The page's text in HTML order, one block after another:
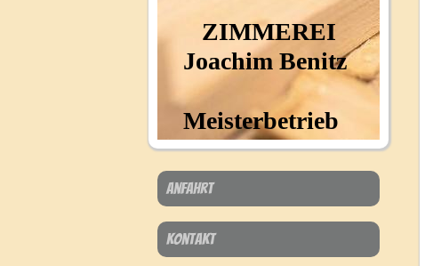
ZIMMEREI
Joachim Benitz
Meisterbetrieb
Anfahrt
Kontakt